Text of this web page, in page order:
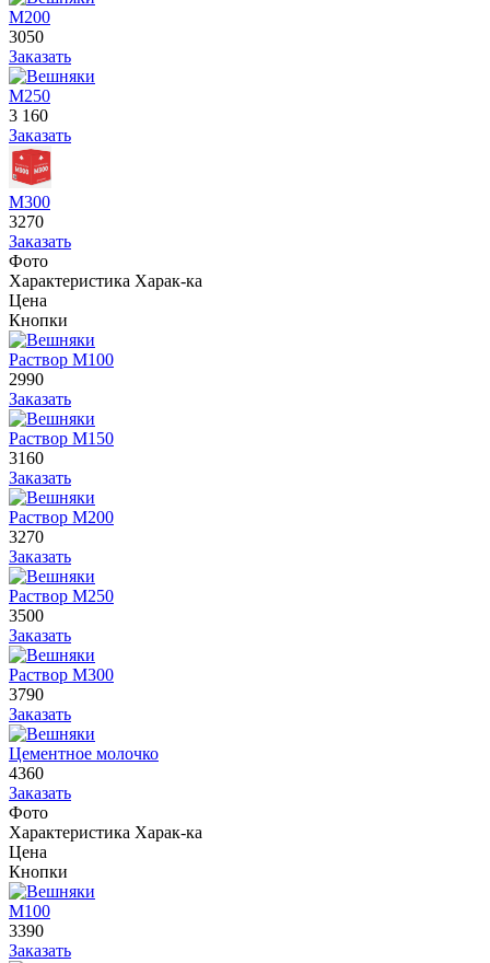
М200
3050
Заказать
М250
3 160
Заказать
М300
3270
Заказать
Фото
Характеристика Харак-ка
Цена
Кнопки
Раствор М100
2990
Заказать
Раствор М150
3160
Заказать
Раствор М200
3270
Заказать
Раствор М250
3500
Заказать
Раствор М300
3790
Заказать
Цементное молочко
4360
Заказать
Фото
Характеристика Харак-ка
Цена
Кнопки
М100
3390
Заказать